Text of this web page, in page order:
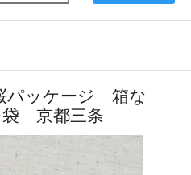
ッケージ 箱な
京都三条